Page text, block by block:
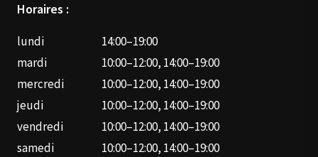
Horaires :
lundi
14:00–19:00
mardi
10:00–12:00, 14:00–19:00
mercredi
10:00–12:00, 14:00–19:00
jeudi
10:00–12:00, 14:00–19:00
vendredi
10:00–12:00, 14:00–19:00
samedi
10:00–12:00, 14:00–19:00